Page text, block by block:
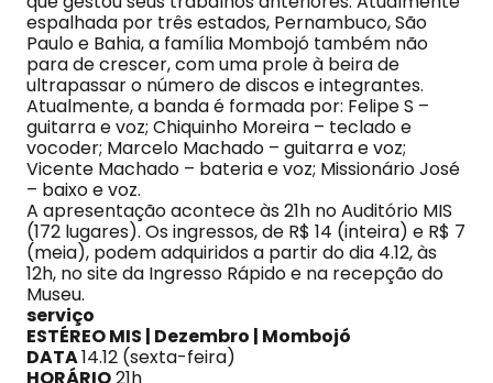
espalhada por três estados, Pernambuco, São
Paulo e Bahia, a família Mombojó também não
para de crescer, com uma prole à beira de
ultrapassar o número de discos e integrantes.
Atualmente, a banda é formada por: Felipe S –
guitarra e voz; Chiquinho Moreira – teclado e
vocoder; Marcelo Machado – guitarra e voz;
Vicente Machado – bateria e voz; Missionário José
– baixo e voz.
A apresentação acontece às 21h no Auditório MIS
(172 lugares). Os ingressos, de R$ 14 (inteira) e R$ 7
(meia), podem adquiridos a partir do dia 4.12, às
12h, no site da Ingresso Rápido e na recepção do
Museu.
serviço
ESTÉREO MIS | Dezembro | Mombojó
DATA14.12 (sexta-feira)